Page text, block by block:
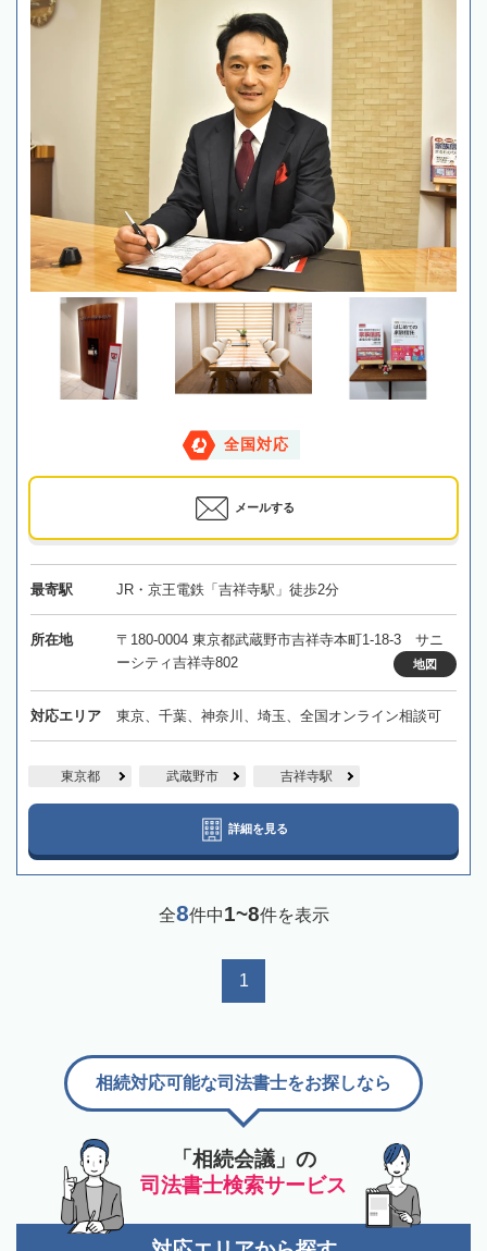
全国対応
メールする
最寄駅 JR・京王電鉄「吉祥寺駅」徒歩2分
所在地
〒180-0004 東京都武蔵野市吉祥寺本町1-18-3 サニ
ーシティ吉祥寺802
地図
対応エリア 東京、千葉、神奈川、埼玉、全国オンライン相談可
東京都 武蔵野市 吉祥寺駅
詳細を見る
全8件中1~8件を表示
1
「相続会議」の
司法書士検索サービス
相続対応可能な司法書士をお探しなら